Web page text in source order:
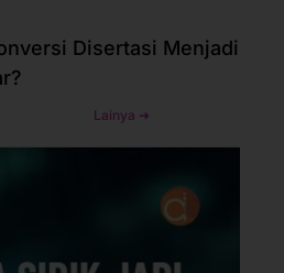
Disertasi Menjadi
Lainya ➜